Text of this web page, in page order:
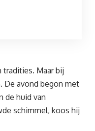
tradities. Maar bij
De avond begon met
de huid van
schimmel, koos hij